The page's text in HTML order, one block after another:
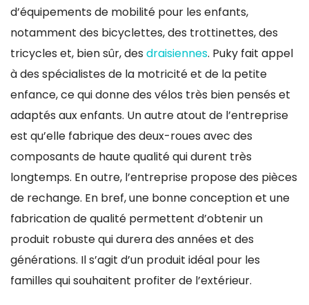
d’équipements de mobilité pour les enfants,
notamment des bicyclettes, des trottinettes, des
tricycles et, bien sûr, des draisiennes. Puky fait appel
à des spécialistes de la motricité et de la petite
enfance, ce qui donne des vélos très bien pensés et
adaptés aux enfants. Un autre atout de l’entreprise
est qu’elle fabrique des deux-roues avec des
composants de haute qualité qui durent très
longtemps. En outre, l’entreprise propose des pièces
de rechange. En bref, une bonne conception et une
fabrication de qualité permettent d’obtenir un
produit robuste qui durera des années et des
générations. Il s’agit d’un produit idéal pour les
familles qui souhaitent profiter de l’extérieur.